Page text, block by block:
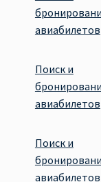
авиабилетов
Поиск и
авиабилетов
Поиск и
авиабилетов